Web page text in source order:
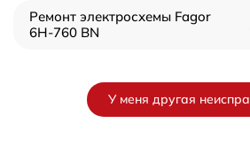
Ремонт электросхемы Fagor
6H-760 BN
У меня другая